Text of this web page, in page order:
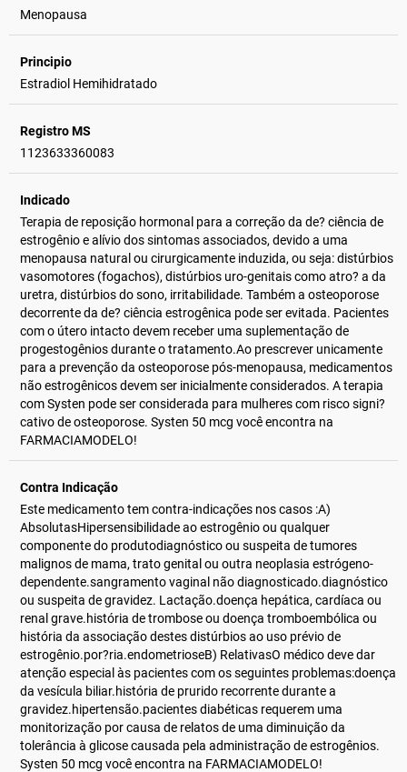
Menopausa
Principio
Estradiol Hemihidratado
Registro MS
1123633360083
Indicado
Terapia de reposição hormonal para a correção da de? ciência de
estrogênio e alívio dos sintomas associados, devido a uma
menopausa natural ou cirurgicamente induzida, ou seja: distúrbios
vasomotores (fogachos), distúrbios uro-genitais como atro? a da
uretra, distúrbios do sono, irritabilidade. Também a osteoporose
decorrente da de? ciência estrogênica pode ser evitada. Pacientes
com o útero intacto devem receber uma suplementação de
progestogênios durante o tratamento.Ao prescrever unicamente
para a prevenção da osteoporose pós-menopausa, medicamentos
não estrogênicos devem ser inicialmente considerados. A terapia
com Systen pode ser considerada para mulheres com risco signi?
cativo de osteoporose. Systen 50 mcg você encontra na
FARMACIAMODELO!
Contra Indicação
Este medicamento tem contra-indicações nos casos :A)
AbsolutasHipersensibilidade ao estrogênio ou qualquer
componente do produtodiagnóstico ou suspeita de tumores
malignos de mama, trato genital ou outra neoplasia estrógeno-
dependente.sangramento vaginal não diagnosticado.diagnóstico
ou suspeita de gravidez. Lactação.doença hepática, cardíaca ou
renal grave.história de trombose ou doença tromboembólica ou
história da associação destes distúrbios ao uso prévio de
estrogênio.por?ria.endometrioseB) RelativasO médico deve dar
atenção especial às pacientes com os seguintes problemas:doença
da vesícula biliar.história de prurido recorrente durante a
gravidez.hipertensão.pacientes diabéticas requerem uma
monitorização por causa de relatos de uma diminuição da
tolerância à glicose causada pela administração de estrogênios.
Systen 50 mcg você encontra na FARMACIAMODELO!